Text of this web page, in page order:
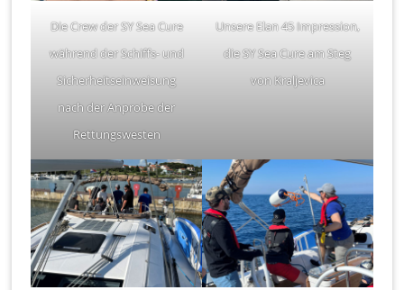
Die Crew der SY Sea Cure
während der Schiffs- und
Sicherheitseinweisung
nach der Anprobe der
Rettungswesten
Unsere Elan 45 Impression,
die SY Sea Cure am Steg
von Kraljevica